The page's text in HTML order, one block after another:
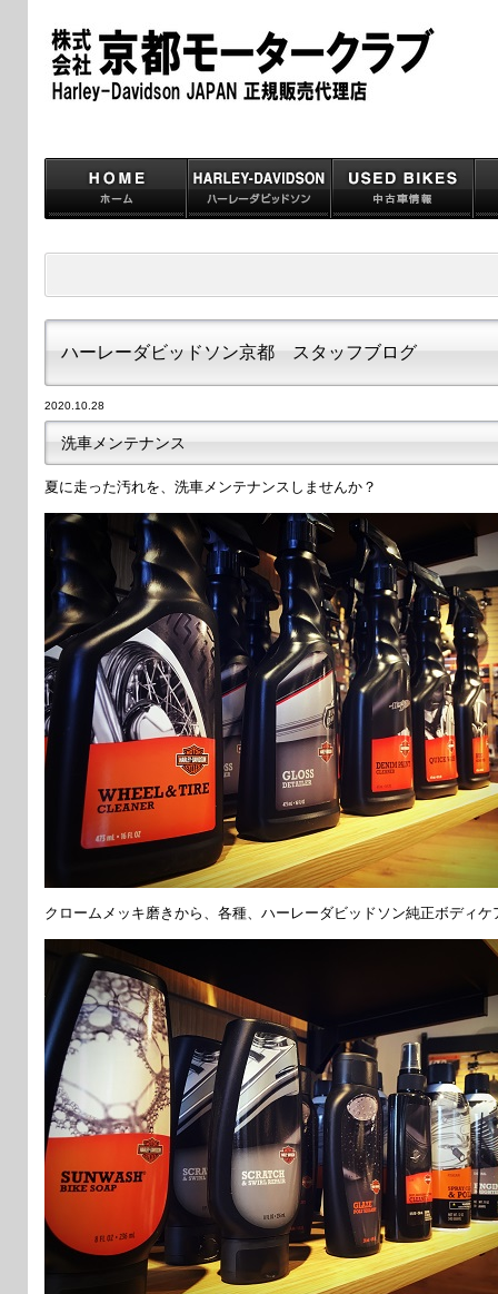
ハーレーダビッドソン京都 スタッフブログ
2020.10.28
洗車メンテナンス
夏に走った汚れを、洗車メンテナンスしませんか？
クロームメッキ磨きから、各種、ハーレーダビッドソン純正ボディ